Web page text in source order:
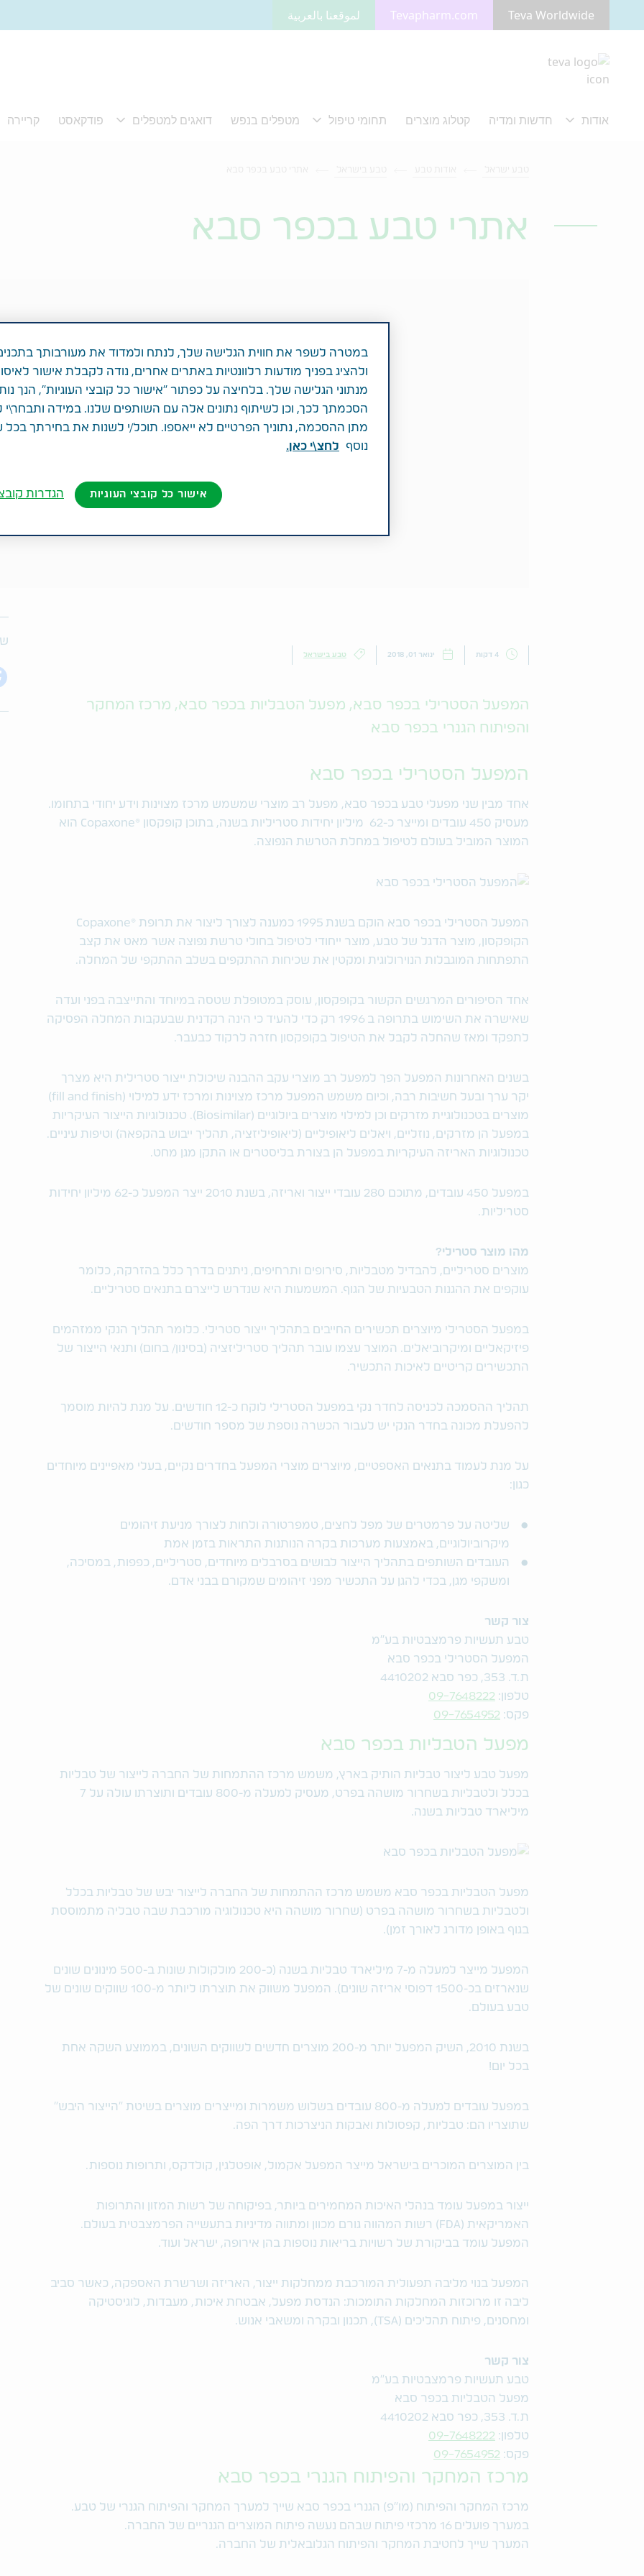
מעבר לתוכן המרכזי
Teva Worldwide
Tevapharm.com لموقعنا بالعربية
אתרי טבע בכפר סבא
4 דקות ינואר 01, 2018 טבע בישראל
המפעל הסטרילי בכפר סבא, מפעל הטבליות בכפר סבא, מרכז המחקר
והפיתוח הגנרי בכפר סבא
המפעל הסטרילי בכפר סבא
אחד מבין שני מפעלי טבע בכפר סבא, מפעל רב מוצרי שמשמש מרכז מצוינות וידע יחודי בתחומו.
מעסיק 450 עובדים ומייצר כ-62 מיליון יחידות סטריליות בשנה, בתוכן קופקסון ®Copaxone הוא
המוצר המוביל בעולם לטיפול במחלת הטרשת הנפוצה.
המפעל הסטרילי בכפר סבא הוקם בשנת 1995 כמענה לצורך ליצור את תרופת ®Copaxone
הקופקסון, מוצר הדגל של טבע, מוצר ייחודי לטיפול בחולי טרשת נפוצה אשר מאט את קצב
התפתחות המוגבלות הנוירולוגית ומקטין את שכיחות ההתקפים בשלב ההתקפי של המחלה.
אחד הסיפורים המרגשים הקשור בקופקסון, עוסק במטופלת שטסה במיוחד והתייצבה בפני ועדה
שאישרה את השימוש בתרופה ב 1996 רק כדי להעיד כי הינה רקדנית שבעקבות המחלה הפסיקה
לתפקד ומאז שהחלה לקבל את הטיפול בקופקסון חזרה לרקוד כבעבר.
בשנים האחרונות המפעל הפך למפעל רב מוצרי עקב ההבנה שיכולת ייצור סטרילית היא מצרך
יקר ערך ובעל חשיבות רבה, וכיום משמש המפעל מרכז מצוינות ומרכז ידע למילוי (fill and finish)
מוצרים בטכנולוגיית מזרקים וכן למילוי מוצרים ביולוגיים (Biosimilar). טכנולוגיות הייצור העיקריות
במפעל הן מזרקים, נוזליים, ויאלים ליאופיליים (ליאופיליזציה, תהליך ייבוש בהקפאה) וטיפות עיניים.
טכנולוגיות האריזה העיקריות במפעל הן בצורת בליסטרים או התקן מגן מחט.
במפעל 450 עובדים, מתוכם 280 עובדי ייצור ואריזה, בשנת 2010 ייצר המפעל כ-62 מיליון יחידות
סטריליות.
מהו מוצר סטרילי?
מוצרים סטריליים, להבדיל מטבליות, סירופים ותרחיפים, ניתנים בדרך כלל בהזרקה, כלומר
עוקפים את ההגנות הטבעיות של הגוף. המשמעות היא שנדרש לייצרם בתנאים סטריליים.
במפעל הסטרילי מיוצרים תכשירים החייבים בתהליך ייצור סטרילי. כלומר תהליך הנקי ממזהמים
פיזיקאליים ומיקרוביאלים. המוצר עצמו עובר תהליך סטריליזציה (בסינון/ בחום) ותנאי הייצור של
התכשירים קריטיים לאיכות התכשיר.
תהליך ההסמכה לכניסה לחדר נקי במפעל הסטרילי לוקח כ-12 חודשים. על מנת להיות מוסמך
להפעלת מכונה בחדר הנקי יש לעבור הכשרה נוספת של מספר חודשים.
על מנת לעמוד בתנאים האספטיים, מיוצרים מוצרי המפעל בחדרים נקיים, בעלי מאפיינים מיוחדים
כגון:
שליטה על פרמטרים של מפל לחצים, טמפרטורה ולחות לצורך מניעת זיהומים
מיקרוביולוגיים, באמצעות מערכות בקרה הנותנות התראות בזמן אמת
העובדים השותפים בתהליך הייצור לבושים בסרבלים מיוחדים, סטריליים, כפפות, במסיכה,
ומשקפי מגן, בכדי להגן על התכשיר מפני זיהומים שמקורם בבני אדם.
צור קשר
טבע תעשיות פרמצבטיות בע"מ
המפעל הסטרילי בכפר סבא
ת.ד. 353, כפר סבא 4410202
טלפון: 09-7648222
פקס: 09-7654952
מפעל הטבליות בכפר סבא
מפעל טבע ליצור טבליות הותיק בארץ, משמש מרכז ההתמחות של החברה לייצור של טבליות
בכלל ולטבליות בשחרור מושהה בפרט, מעסיק למעלה מ-800 עובדים ותוצרתו עולה על 7
מיליארד טבליות בשנה.
מפעל הטבליות בכפר סבא משמש מרכז ההתמחות של החברה לייצור יבש של טבליות בכלל
ולטבליות בשחרור מושהה בפרט (שחרור מושהה היא טכנולוגיה מורכבת שבה טבליה מתמוססת
בגוף באופן מדורג לאורך זמן).
המפעל מייצר למעלה מ-7 מיליארד טבליות בשנה (כ-200 מולקולות שונות ב-500 מינונים שונים
שנארזים בכ-1500 דפוסי אריזה שונים). המפעל משווק את תוצרתו ליותר מ-100 שווקים שונים של
טבע בעולם.
בשנת 2010, השיק המפעל יותר מ-200 מוצרים חדשים לשווקים השונים, בממוצע השקה אחת
בכל יום!
במפעל עובדים למעלה מ-800 עובדים בשלוש משמרות ומייצרים מוצרים בשיטת "הייצור היבש"
שתוצריו הם: טבליות, קפסולות ואבקות הניצרכות דרך הפה.
בין המוצרים המוכרים בישראל מייצר המפעל אקמול, אופטלגין, קולדקס, ותרופות נוספות.
ייצור במפעל עומד בנהלי האיכות המחמירים ביותר, בפיקוחה של רשות המזון והתרופות
האמריקאית (FDA) רשות המהווה גורם מכוון ומתווה מדיניות בתעשייה הפרמצבטית בעולם.
המפעל עומד בביקורת של רשויות בריאות נוספות בהן אירופה, ישראל ועוד.
המפעל בנוי מליבה תפעולית המורכבת ממחלקות ייצור, האריזה ושרשרת האספקה, כאשר סביב
ליבה זו מרוכזות המחלקות התומכות: הנדסת מפעל, אבטחת איכות, מעבדות, לוגיסטיקה
ומחסנים, פיתוח תהליכים (TSA), תכנון ובקרה ומשאבי אנוש.
צור קשר
טבע תעשיות פרמצבטיות בע"מ
מפעל הטבליות בכפר סבא
ת.ד. 353, כפר סבא 4410202
טלפון: 09-7648222
פקס: 09-7654952
מרכז המחקר והפיתוח הגנרי בכפר סבא
מרכז המחקר והפיתוח (מו"פ) הגנרי בכפר סבא שייך למערך המחקר והפיתוח הגנרי של טבע.
במערך פועלים 16 מרכזי פיתוח שבהם נעשה פיתוח המוצרים הגנריים של החברה.
המערך שייך לחטיבת המחקר והפיתוח הגלובאלית של החברה.
במטרה לשפר את חווית הגלישה שלך, לנתח ולמדוד את מעורבותך
ולהציג בפניך מודעות רלוונטיות באתרים אחרים, נודה לקבלת אישור
מנתוני הגלישה שלך. בלחיצה על כפתור "אישור כל קובצי העוגיות", הנך
הסכמתך לכך, וכן לשיתוף נתונים אלה עם השותפים שלנו. במידה ותבחר\י
מתן ההסכמה, נתוניך הפרטיים לא ייאספו. תוכל/י לשנות את בחירתך
נוסף
לחצ\י כאן.
אישור כל קובצי העוגיות הגדרות